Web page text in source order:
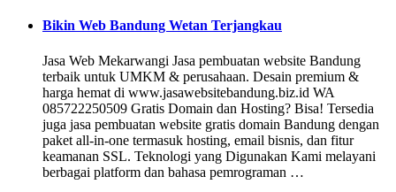
Bikin Web Bandung Wetan Terjangkau
Jasa Web Mekarwangi Jasa pembuatan website Bandung
terbaik untuk UMKM & perusahaan. Desain premium &
harga hemat di www.jasawebsitebandung.biz.id WA
085722250509 Gratis Domain dan Hosting? Bisa! Tersedia
juga jasa pembuatan website gratis domain Bandung dengan
paket all-in-one termasuk hosting, email bisnis, dan fitur
keamanan SSL. Teknologi yang Digunakan Kami melayani
berbagai platform dan bahasa pemrograman …